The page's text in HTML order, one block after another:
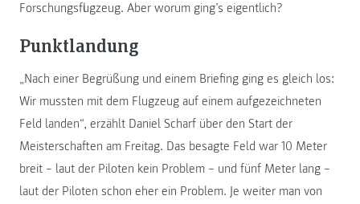
Forschungsflugzeug. Aber worum ging’s eigentlich?
Punktlandung
„Nach einer Begrüßung und einem Briefing ging es gleich los:
Wir mussten mit dem Flugzeug auf einem aufgezeichneten
Feld landen“, erzählt Daniel Scharf über den Start der
Meisterschaften am Freitag. Das besagte Feld war 10 Meter
breit – laut der Piloten kein Problem – und fünf Meter lang –
laut der Piloten schon eher ein Problem. Je weiter man von